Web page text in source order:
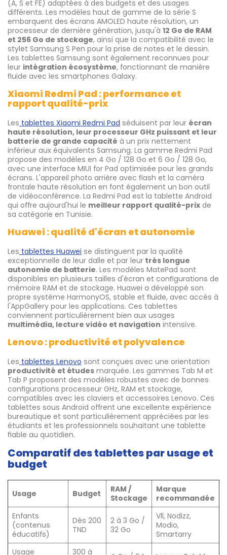
(A, S et FE) adaptées à des budgets et des usages
différents. Les modèles haut de gamme de la série S
embarquent des écrans AMOLED haute résolution, un
processeur de dernière génération, jusqu'à 12 Go de RAM
et 256 Go de stockage, ainsi que la compatibilité avec le
stylet Samsung S Pen pour la prise de notes et le dessin.
Les tablettes Samsung sont également reconnues pour
leur intégration écosystème, fonctionnant de manière
fluide avec les smartphones Galaxy.
Xiaomi Redmi Pad : performance et
rapport qualité-prix
Les tablettes Xiaomi Redmi Pad séduisent par leur écran
haute résolution, leur processeur GHz puissant et leur
batterie de grande capacité à un prix nettement
inférieur aux équivalents Samsung. La gamme Redmi Pad
propose des modèles en 4 Go / 128 Go et 6 Go / 128 Go,
avec une interface MIUI for Pad optimisée pour les grands
écrans. L'appareil photo arrière avec flash et la caméra
frontale haute résolution en font également un bon outil
de vidéoconférence. La Redmi Pad est la tablette Android
qui offre aujourd'hui le meilleur rapport qualité-prix de
sa catégorie en Tunisie.
Huawei : qualité d'écran et autonomie
Les tablettes Huawei se distinguent par la qualité
exceptionnelle de leur dalle et par leur très longue
autonomie de batterie. Les modèles MatePad sont
disponibles en plusieurs tailles d'écran et configurations de
mémoire RAM et de stockage. Huawei a développé son
propre système HarmonyOS, stable et fluide, avec accès à
l'AppGallery pour les applications. Ces tablettes
conviennent particulièrement bien aux usages
multimédia, lecture vidéo et navigation intensive.
Lenovo : productivité et polyvalence
Les tablettes Lenovo sont conçues avec une orientation
productivité et études marquée. Les gammes Tab M et
Tab P proposent des modèles robustes avec de bonnes
configurations processeur GHz, RAM et stockage,
compatibles avec les claviers et accessoires Lenovo. Ces
tablettes sous Android offrent une excellente expérience
bureautique et sont particulièrement appréciées par les
étudiants et les professionnels souhaitant une tablette
fiable au quotidien.
Comparatif des tablettes par usage et
budget
Usage Budget
RAM /
Stockage
Marque
recommandée
Enfants
(contenus
éducatifs)
Dès 200
TND
2 à 3 Go /
32 Go
Vll, Nodizz,
Modio,
Smartarry
Usage
300 à